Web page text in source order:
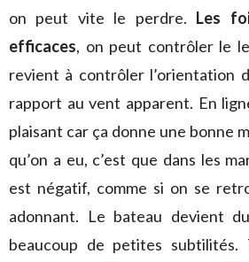
on peut vite le perdre. Les
efficaces, on peut contrôler le
revient à contrôler l’orientation
rapport au vent apparent. En
plaisant car ça donne une bonne
qu’on a eu, c’est que dans les
est négatif, comme si on se
adonnant. Le bateau devient
beaucoup de petites